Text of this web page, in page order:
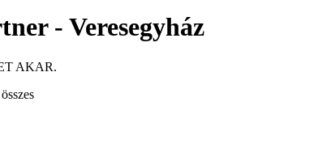
- Veresegyház
AKAR.